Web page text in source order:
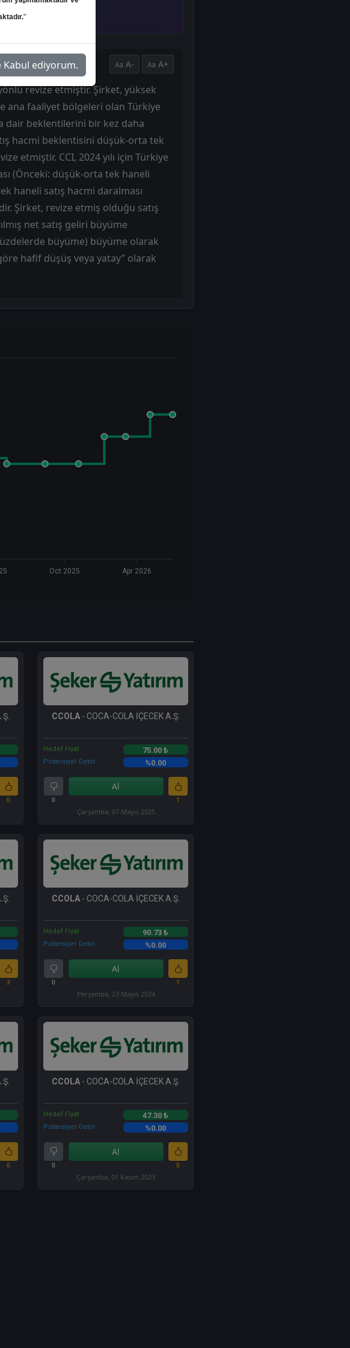
A- A+
revize etmiştir. Şirket, yüksek
ana faaliyet bölgeleri olan Türkiye
dair beklentilerini bir kez daha
hacmi beklentisini düşük-orta tek
etmiştir. CCI, 2024 yılı için Türkiye
(Önceki: düşük-orta tek haneli
haneli satış hacmi daralması
Şirket, revize etmiş olduğu satış
net satış geliri büyüme
büyüme) büyüme olarak
hafif düşüş veya yatay” olarak
Oct 2025 Apr 2026
0
CCOLA - COCA-COLA İÇECEK A.Ş.
Hedef Fiyat 75.00 ₺
Potansiyel Getiri %0.00
0
Al
1
Çarşamba, 07 Mayıs 2025
3
CCOLA - COCA-COLA İÇECEK A.Ş.
Hedef Fiyat 90.73 ₺
Potansiyel Getiri %0.00
0
Al
1
Perşembe, 23 Mayıs 2024
0
CCOLA - COCA-COLA İÇECEK A.Ş.
Hedef Fiyat 47.30 ₺
Potansiyel Getiri %0.00
0
Al
0
Çarşamba, 01 Kasım 2023
"
Beyan edilen metni Okudum, Anladım ve Kabul ediyorum.